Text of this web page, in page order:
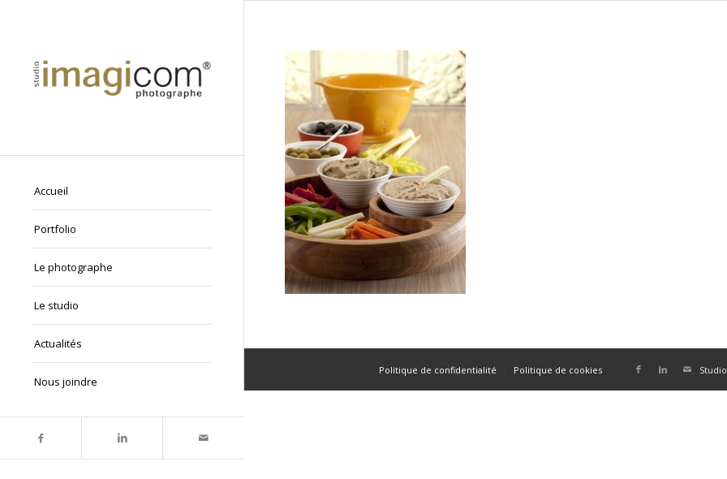
Accueil
Portfolio
Le photographe
Le studio
Actualités
Nous joindre
Politique de confidentialité Politique de cookies